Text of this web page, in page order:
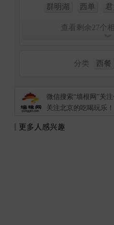
群明湖
西单
查看剩余27个
︾
分类 西餐
微信搜索“墙根网”关
关注北京的吃喝玩乐！
更多人感兴趣